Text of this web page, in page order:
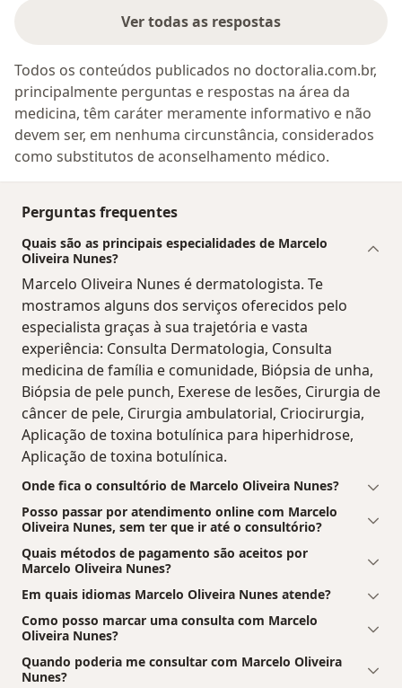
Ver todas as respostas
Todos os conteúdos publicados no doctoralia.com.br,
principalmente perguntas e respostas na área da
medicina, têm caráter meramente informativo e não
devem ser, em nenhuma circunstância, considerados
como substitutos de aconselhamento médico.
Perguntas frequentes
Quais são as principais especialidades de Marcelo
Oliveira Nunes?
Marcelo Oliveira Nunes é dermatologista. Te
mostramos alguns dos serviços oferecidos pelo
especialista graças à sua trajetória e vasta
experiência: Consulta Dermatologia, Consulta
medicina de família e comunidade, Biópsia de unha,
Biópsia de pele punch, Exerese de lesões, Cirurgia de
câncer de pele, Cirurgia ambulatorial, Criocirurgia,
Aplicação de toxina botulínica para hiperhidrose,
Aplicação de toxina botulínica.
Onde fica o consultório de Marcelo Oliveira Nunes?
Posso passar por atendimento online com Marcelo
Oliveira Nunes, sem ter que ir até o consultório?
Quais métodos de pagamento são aceitos por
Marcelo Oliveira Nunes?
Em quais idiomas Marcelo Oliveira Nunes atende?
Como posso marcar uma consulta com Marcelo
Oliveira Nunes?
Quando poderia me consultar com Marcelo Oliveira
Nunes?